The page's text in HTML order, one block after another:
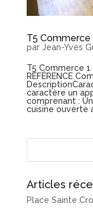
T5
par Jean-Yves
T5 Commerce 1
RÉFÉRENCE
caractère un
comprenant :
cuisine ouverte
Articles
Place Sainte